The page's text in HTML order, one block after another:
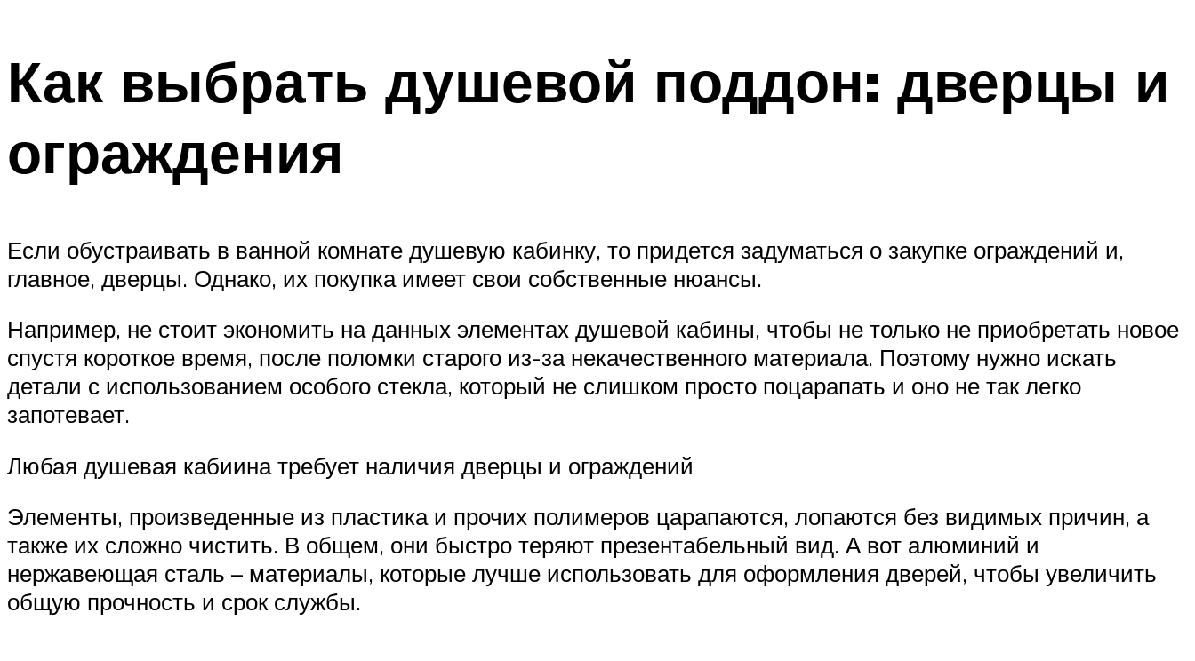
Как выбрать душевой поддон: дверцы и
ограждения
Если обустраивать в ванной комнате душевую кабинку, то придется задуматься о закупке ограждений и,
главное, дверцы. Однако, их покупка имеет свои собственные нюансы.
Например, не стоит экономить на данных элементах душевой кабины, чтобы не только не приобретать новое
спустя короткое время, после поломки старого из-за некачественного материала. Поэтому нужно искать
детали с использованием особого стекла, который не слишком просто поцарапать и оно не так легко
запотевает.
Любая душевая кабиина требует наличия дверцы и ограждений
Элементы, произведенные из пластика и прочих полимеров царапаются, лопаются без видимых причин, а
также их сложно чистить. В общем, они быстро теряют презентабельный вид. А вот алюминий и
нержавеющая сталь – материалы, которые лучше использовать для оформления дверей, чтобы увеличить
общую прочность и срок службы.